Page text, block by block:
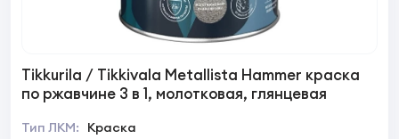
Tikkurila / Tikkivala Metallista Hammer краска
по ржавчине 3 в 1, молотковая, глянцевая
Тип ЛКМ:
Краска